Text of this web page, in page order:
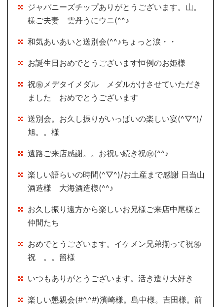
ジャパニーズチップありがとうございます。山。
様ご夫妻 雲丹うにウニ(^^♪
和気あいあいと送別会(^^♪ちょっと涙・・
お誕生日おめでとうございます恒例のお姫様
祝㊗メデタイメダル メダルかけさせていただき
ました おめでとうございます
送別会。お久し振りがいっぱいの楽しい宴(^▽^)/
旭。。様
遠路ご来店感謝。。お祝い続き祝㊗(^^♪
楽しい語らいの時間(^▽^)/お土産まで感謝 日当山
酒造様 大海酒造様(^^♪
お久し振り遠方から楽しいお兄様ご来店中尾様と
仲間たち
おめでとうございます。イケメン兄弟揃って祝㊗
祝 。。留様
いつもありがとうございます。活き造り大好き
楽しい懇親会(#^.^#)濱崎様。島中様。吉田様。前